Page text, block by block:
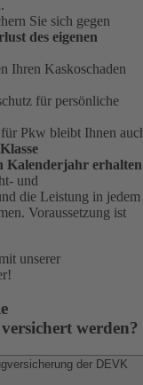
.
Sie sich gegen
des eigenen
Ihren Kaskoschaden
für persönliche
Pkw bleibt Ihnen
Kalenderjahr erhalten
und
die Leistung in jedem
Voraussetzung ist
unserer
werden?
der DEVK